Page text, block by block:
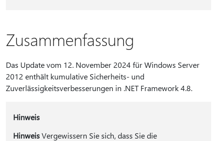
Zusammenfassung
Das Update vom 12. November 2024 für Windows Server
2012 enthält kumulative Sicherheits- und
Zuverlässigkeitsverbesserungen in .NET Framework 4.8.
Hinweis
HinweisVergewissern Sie sich, dass Sie die